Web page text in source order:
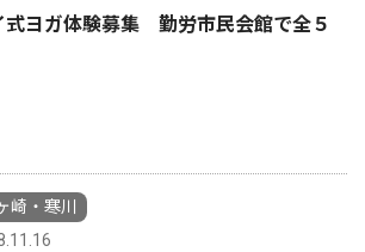
式ヨガ体験募集 勤労市民会館で全５
崎・寒川